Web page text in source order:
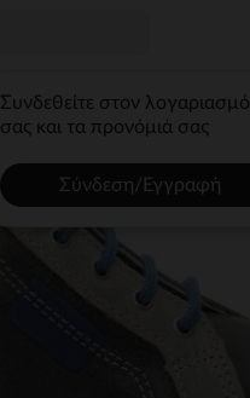
Συνδεθείτε στον λογαριασμό
σας και τα προνόμιά σας
Σύνδεση/Εγγραφή